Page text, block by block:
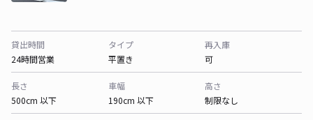
貸出時間
24時間営業
タイプ
平置き
再入庫
可
長さ
500cm 以下
車幅
190cm 以下
高さ
制限なし